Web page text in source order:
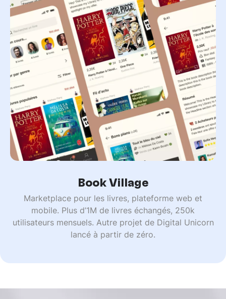
Book Village
Marketplace pour les livres, plateforme web et
mobile. Plus d’1M de livres échangés, 250k
utilisateurs mensuels. Autre projet de Digital Unicorn
lancé à partir de zéro.